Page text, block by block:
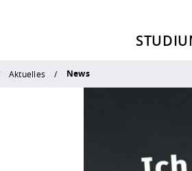
Aktuelles News